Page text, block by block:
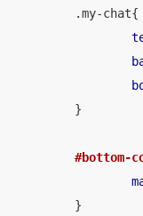
.my-chat{
#bottom-